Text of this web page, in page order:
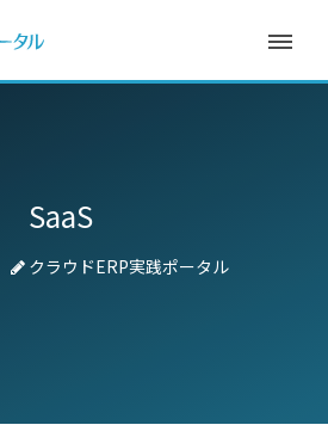
SaaS
クラウドERP実践ポータル